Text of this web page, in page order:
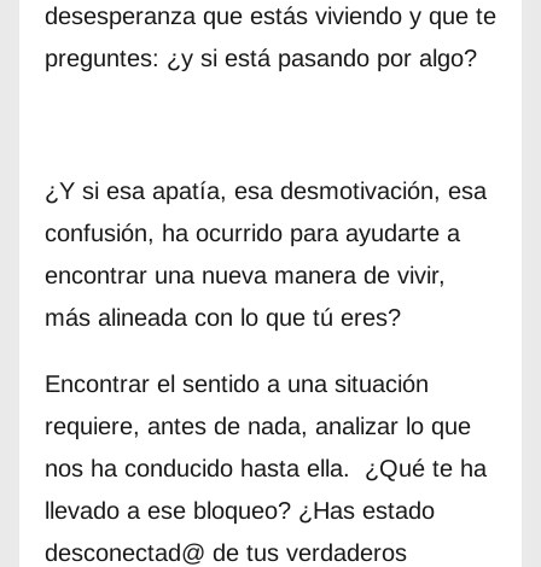
desesperanza que estás viviendo y que te
preguntes: ¿y si está pasando por algo?
¿Y si esa apatía, esa desmotivación, esa
confusión, ha ocurrido para ayudarte a
encontrar una nueva manera de vivir,
más alineada con lo que tú eres?
Encontrar el sentido a una situación
requiere, antes de nada, analizar lo que
nos ha conducido hasta ella. ¿Qué te ha
llevado a ese bloqueo? ¿Has estado
desconectad@ de tus verdaderos